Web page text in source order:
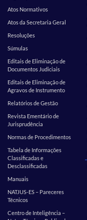
Atos Normativos
Atos da Secretaria Geral
Resoluções
Súmulas
Editais de Eliminação de
Documentos Judiciais
Editais de Eliminação de
Agravos de Instrumento
Relatórios de Gestão
Revista Ementário de
Jurisprudência
Normas de Procedimentos
Tabela de Informações
Classificadas e
Desclassificadas
Manuais
NATJUS-ES – Pareceres
Técnicos
Centro de Inteligência –